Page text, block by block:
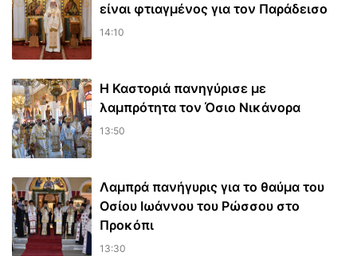
είναι φτιαγμένος για τον Παράδεισο
14:10
Η Καστοριά πανηγύρισε με
λαμπρότητα τον Όσιο Νικάνορα
13:50
Λαμπρά πανήγυρις για το θαύμα του
Οσίου Ιωάννου του Ρώσσου στο
Προκόπι
13:30